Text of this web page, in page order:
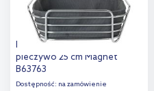
Blomus Delara koszyk na
pieczywo 25 cm Magnet
B63763
Dostępność: na zamówienie